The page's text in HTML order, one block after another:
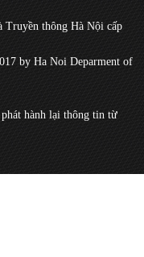
Truyền thông Hà Nội cấp
by Ha Noi Deparment of
hành lại thông tin từ